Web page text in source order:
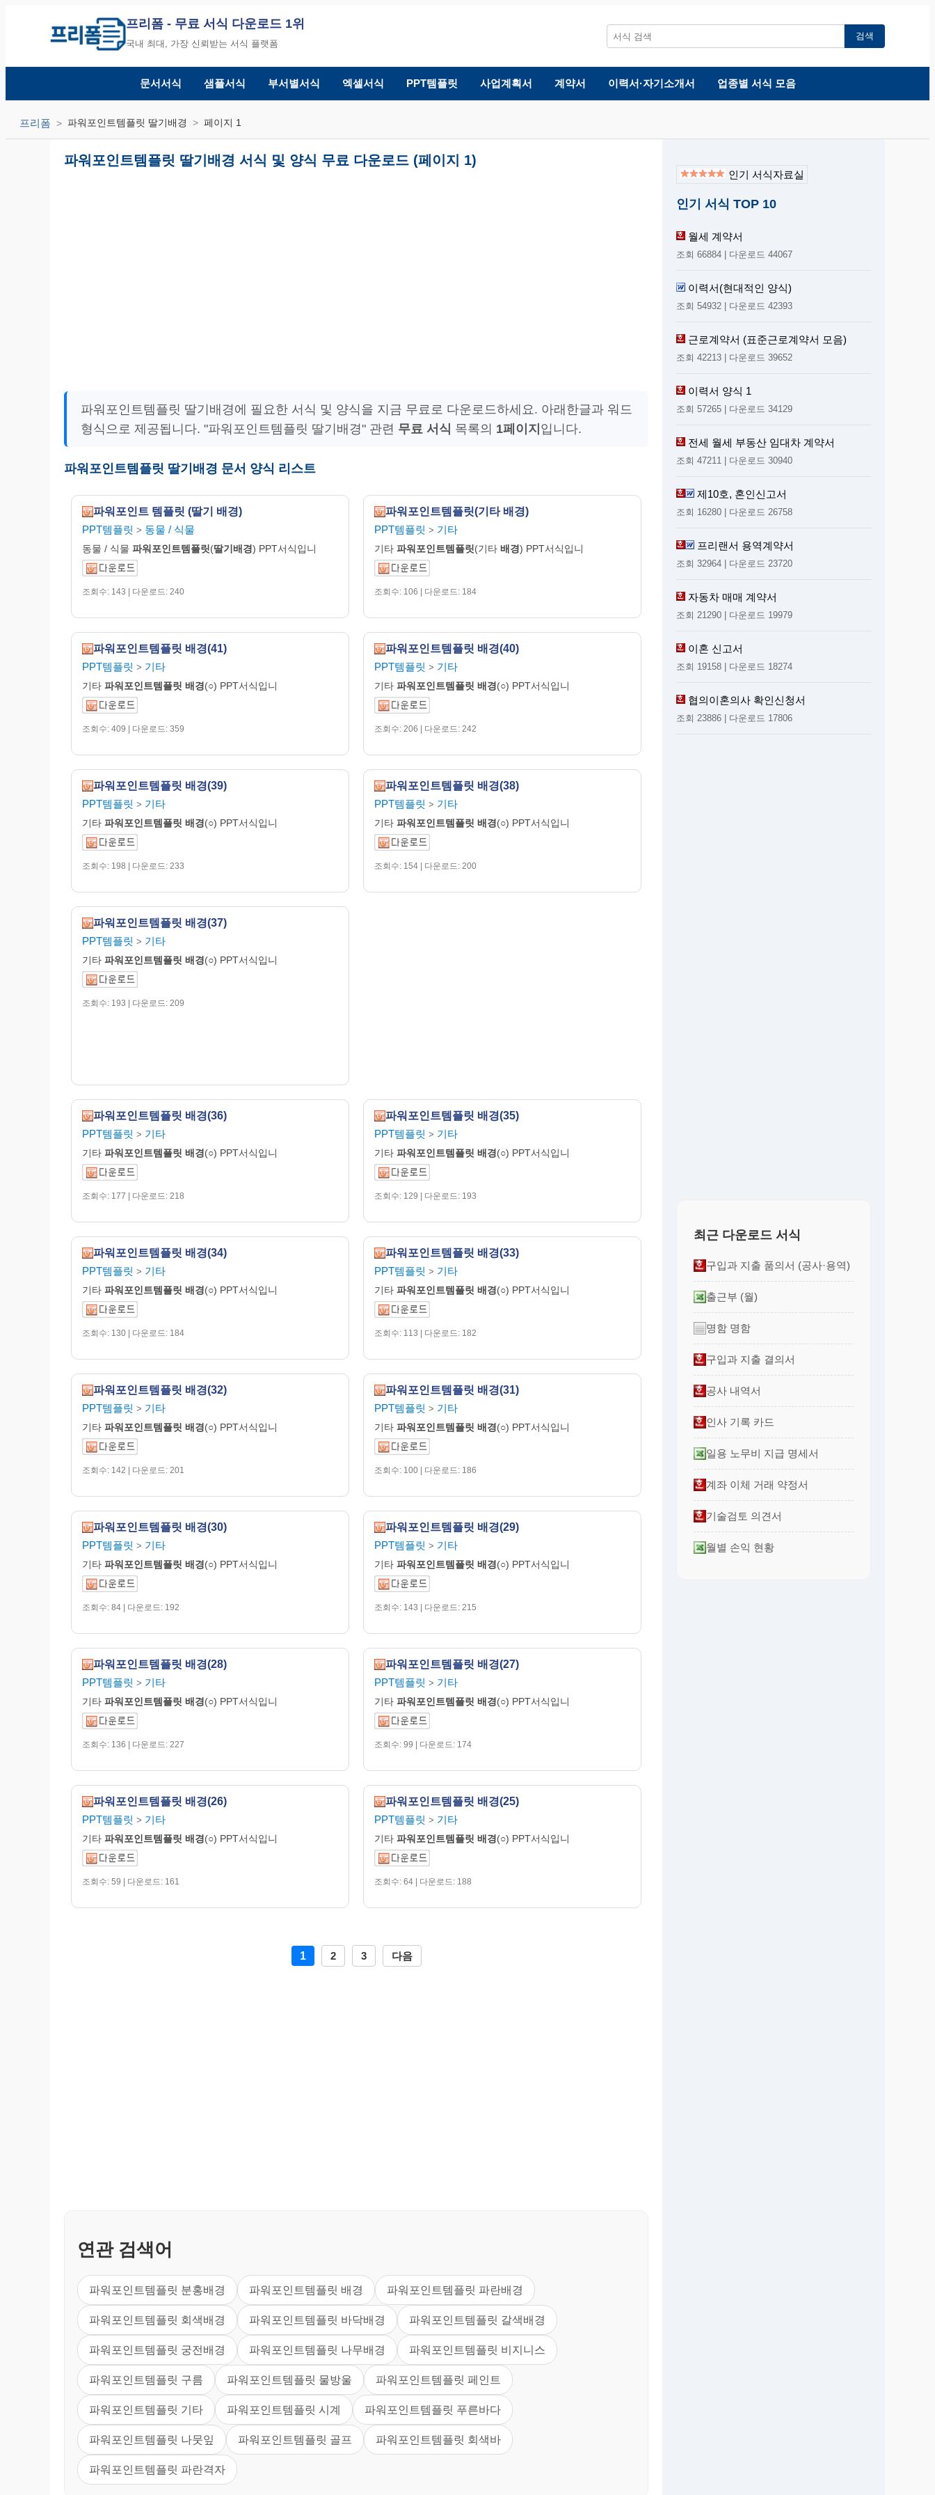
프리폼 - 무료 서식 다운로드 1위
국내 최대, 가장 신뢰받는 서식 플랫폼
검색
문서서식 샘플서식 부서별서식 엑셀서식 PPT템플릿 사업계획서 계약서 이력서·자기소개서 업종별 서식 모음
프리폼 파워포인트템플릿 딸기배경 페이지 1
파워포인트템플릿 딸기배경 서식 및 양식 무료 다운로드 (페이지 1)
파워포인트템플릿 딸기배경에 필요한 서식 및 양식을 지금 무료로 다운로드하세요. 아래한글과 워드
형식으로 제공됩니다. "파워포인트템플릿 딸기배경" 관련 무료 서식 목록의 1페이지 입니다.
파워포인트템플릿 딸기배경 문서 양식 리스트
파워포인트 템플릿 (딸기 배경)
PPT템플릿 > 동물 / 식물
동물 / 식물 파워포인트템플릿(딸기배경) PPT서식입니
조회수: 143 | 다운로드: 240
파워포인트템플릿(기타 배경)
PPT템플릿 > 기타
기타 파워포인트템플릿(기타 배경) PPT서식입니
조회수: 106 | 다운로드: 184
파워포인트템플릿 배경(41)
PPT템플릿 > 기타
기타 파워포인트템플릿 배경(○) PPT서식입니
조회수: 409 | 다운로드: 359
파워포인트템플릿 배경(40)
PPT템플릿 > 기타
기타 파워포인트템플릿 배경(○) PPT서식입니
조회수: 206 | 다운로드: 242
파워포인트템플릿 배경(39)
PPT템플릿 > 기타
기타 파워포인트템플릿 배경(○) PPT서식입니
조회수: 198 | 다운로드: 233
파워포인트템플릿 배경(38)
PPT템플릿 > 기타
기타 파워포인트템플릿 배경(○) PPT서식입니
조회수: 154 | 다운로드: 200
파워포인트템플릿 배경(37)
PPT템플릿 > 기타
기타 파워포인트템플릿 배경(○) PPT서식입니
조회수: 193 | 다운로드: 209
파워포인트템플릿 배경(36)
PPT템플릿 > 기타
기타 파워포인트템플릿 배경(○) PPT서식입니
조회수: 177 | 다운로드: 218
파워포인트템플릿 배경(35)
PPT템플릿 > 기타
기타 파워포인트템플릿 배경(○) PPT서식입니
조회수: 129 | 다운로드: 193
파워포인트템플릿 배경(34)
PPT템플릿 > 기타
기타 파워포인트템플릿 배경(○) PPT서식입니
조회수: 130 | 다운로드: 184
파워포인트템플릿 배경(33)
PPT템플릿 > 기타
기타 파워포인트템플릿 배경(○) PPT서식입니
조회수: 113 | 다운로드: 182
파워포인트템플릿 배경(32)
PPT템플릿 > 기타
기타 파워포인트템플릿 배경(○) PPT서식입니
조회수: 142 | 다운로드: 201
파워포인트템플릿 배경(31)
PPT템플릿 > 기타
기타 파워포인트템플릿 배경(○) PPT서식입니
조회수: 100 | 다운로드: 186
파워포인트템플릿 배경(30)
PPT템플릿 > 기타
기타 파워포인트템플릿 배경(○) PPT서식입니
조회수: 84 | 다운로드: 192
파워포인트템플릿 배경(29)
PPT템플릿 > 기타
기타 파워포인트템플릿 배경(○) PPT서식입니
조회수: 143 | 다운로드: 215
파워포인트템플릿 배경(28)
PPT템플릿 > 기타
기타 파워포인트템플릿 배경(○) PPT서식입니
조회수: 136 | 다운로드: 227
파워포인트템플릿 배경(27)
PPT템플릿 > 기타
기타 파워포인트템플릿 배경(○) PPT서식입니
조회수: 99 | 다운로드: 174
파워포인트템플릿 배경(26)
PPT템플릿 > 기타
기타 파워포인트템플릿 배경(○) PPT서식입니
조회수: 59 | 다운로드: 161
파워포인트템플릿 배경(25)
PPT템플릿 > 기타
기타 파워포인트템플릿 배경(○) PPT서식입니
조회수: 64 | 다운로드: 188
1 2 3 다음
연관 검색어
파워포인트템플릿 분홍배경 파워포인트템플릿 배경 파워포인트템플릿 파란배경
파워포인트템플릿 회색배경 파워포인트템플릿 바닥배경 파워포인트템플릿 갈색배경
파워포인트템플릿 궁전배경 파워포인트템플릿 나무배경 파워포인트템플릿 비지니스
파워포인트템플릿 구름 파워포인트템플릿 물방울 파워포인트템플릿 페인트
파워포인트템플릿 기타 파워포인트템플릿 시계 파워포인트템플릿 푸른바다
파워포인트템플릿 나뭇잎 파워포인트템플릿 골프 파워포인트템플릿 회색바
파워포인트템플릿 파란격자
인기 서식자료실
인기 서식 TOP 10
월세 계약서
조회 66884 | 다운로드 44067
이력서(현대적인 양식)
조회 54932 | 다운로드 42393
근로계약서 (표준근로계약서 모음)
조회 42213 | 다운로드 39652
이력서 양식 1
조회 57265 | 다운로드 34129
전세 월세 부동산 임대차 계약서
조회 47211 | 다운로드 30940
제10호, 혼인신고서
조회 16280 | 다운로드 26758
프리랜서 용역계약서
조회 32964 | 다운로드 23720
자동차 매매 계약서
조회 21290 | 다운로드 19979
이혼 신고서
조회 19158 | 다운로드 18274
협의이혼의사 확인신청서
조회 23886 | 다운로드 17806
최근 다운로드 서식
구입과 지출 품의서 (공사·용역)
출근부 (월)
명함 명함
구입과 지출 결의서
공사 내역서
인사 기록 카드
일용 노무비 지급 명세서
계좌 이체 거래 약정서
기술검토 의견서
월별 손익 현황